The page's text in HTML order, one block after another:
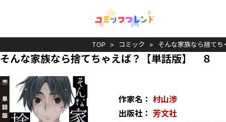
TOP コミック そんな家族なら捨て
そんな家族なら捨てちゃえば？【単話版】 ８
作家名： 村山渉
出版社： 芳文社